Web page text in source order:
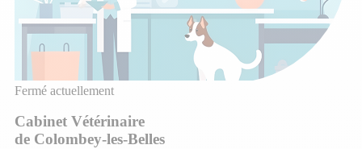
Fermé actuellement
Cabinet Vétérinaire
de Colombey-les-Belles